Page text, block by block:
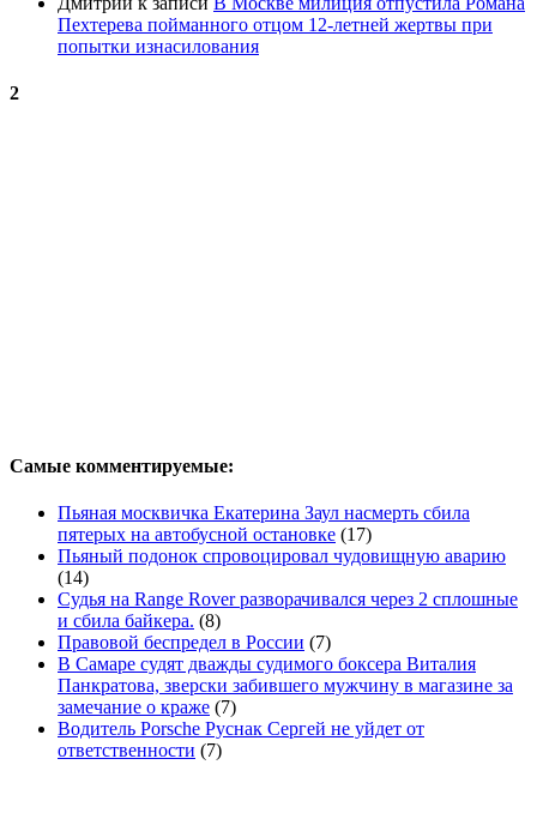
Пехтерева пойманного отцом 12-летней жертвы при
попытки изнасилования
2
Самые комментируемые:
Пьяная москвичка Екатерина Заул насмерть сбила
пятерых на автобусной остановке (17)
Пьяный подонок спровоцировал чудовищную аварию
(14)
Судья на Range Rover разворачивался через 2 сплошные
и сбила байкера. (8)
Правовой беспредел в России (7)
В Самаре судят дважды судимого боксера Виталия
Панкратова, зверски забившего мужчину в магазине за
замечание о краже (7)
Водитель Porsche Руснак Сергей не уйдет от
ответственности (7)